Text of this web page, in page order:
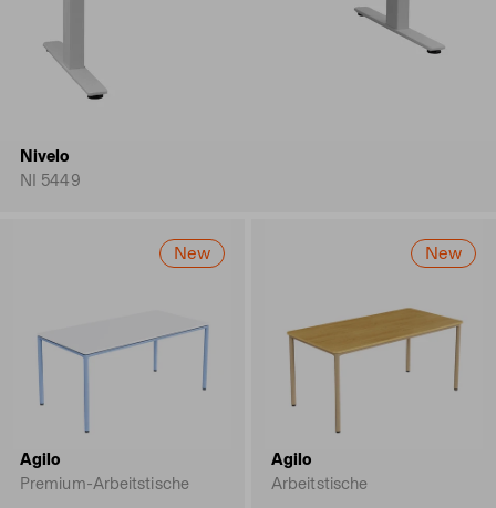
Nivelo
NI 5449
New
Agilo
Premium-Arbeitstische
New
Agilo
Arbeitstische